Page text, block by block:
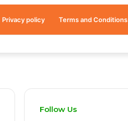
Privacy policy Terms and Conditions
Follow Us